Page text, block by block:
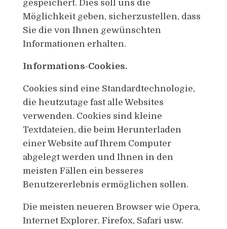
gespeichert. Dies soll uns die
Möglichkeit geben, sicherzustellen, dass
Sie die von Ihnen gewünschten
Informationen erhalten.
Informations-Cookies.
Cookies sind eine Standardtechnologie,
die heutzutage fast alle Websites
verwenden. Cookies sind kleine
Textdateien, die beim Herunterladen
einer Website auf Ihrem Computer
abgelegt werden und Ihnen in den
meisten Fällen ein besseres
Benutzererlebnis ermöglichen sollen.
Die meisten neueren Browser wie Opera,
Internet Explorer, Firefox, Safari usw.